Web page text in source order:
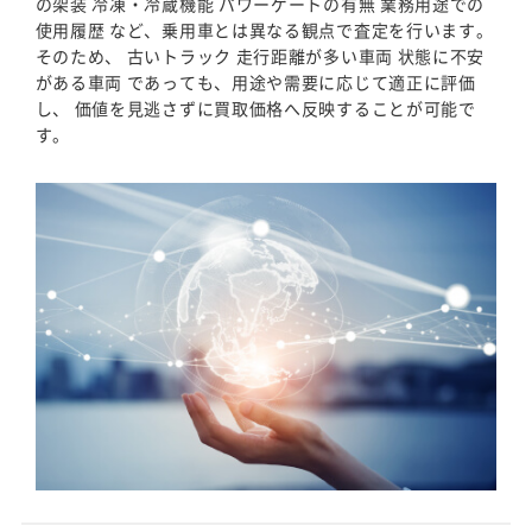
使用履歴 など、乗用車とは異なる観点で査定を行います。
そのため、 古いトラック 走行距離が多い車両 状態に不安
がある車両 であっても、用途や需要に応じて適正に評価
し、 価値を見逃さずに買取価格へ反映することが可能で
す。